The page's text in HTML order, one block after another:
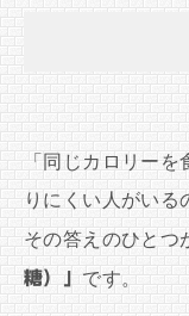
「同じカロリー
りにくい人がいる
その答えのひとつ
糖）」です。